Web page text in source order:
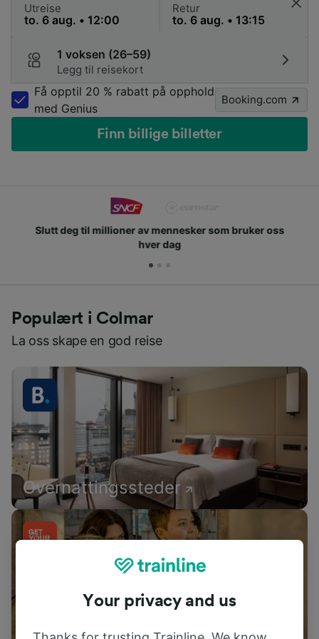
Utreise Retur
1 voksen (26–59)
Legg til reisekort
Få opptil 20 % rabatt på opphold
med Genius
Booking.com
Finn billige billetter
Slutt deg til millioner av mennesker som bruker oss
hver dag
Populært i Colmar
La oss skape en god reise
Overnattingssteder
Aktiviteter
Your privacy and us